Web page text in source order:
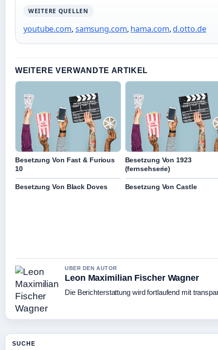
WEITERE QUELLEN
youtube.com, samsung.com, hama.com, d.otto.de
WEITERE VERWANDTE ARTIKEL
Besetzung Von Fast & Furious
10
Besetzung Von 1923
(fernsehserie)
Besetzung Von Black Doves Besetzung Von Castle
UBER DEN AUTOR
Leon Maximilian Fischer Wagner
Die Berichterstattung wird fortlaufend mit
SUCHE